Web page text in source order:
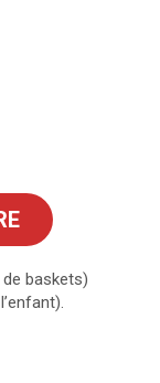
baskets)